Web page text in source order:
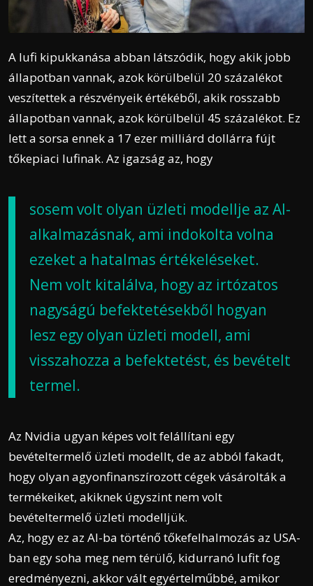
A lufi kipukkanása abban látszódik, hogy akik jobb
állapotban vannak, azok körülbelül 20 százalékot
veszítettek a részvényeik értékéből, akik rosszabb
állapotban vannak, azok körülbelül 45 százalékot. Ez
lett a sorsa ennek a 17 ezer milliárd dollárra fújt
tőkepiaci lufinak. Az igazság az, hogy
sosem volt olyan üzleti modellje az AI-
alkalmazásnak, ami indokolta volna
ezeket a hatalmas értékeléseket.
Nem volt kitalálva, hogy az irtózatos
nagyságú befektetésekből hogyan
lesz egy olyan üzleti modell, ami
visszahozza a befektetést, és bevételt
termel.
Az Nvidia ugyan képes volt felállítani egy
bevételtermelő üzleti modellt, de az abból fakadt,
hogy olyan agyonfinanszírozott cégek vásárolták a
termékeiket, akiknek úgyszint nem volt
bevételtermelő üzleti modelljük.
Az, hogy ez az AI-ba történő tőkefelhalmozás az USA-
ban egy soha meg nem térülő, kidurranó lufit fog
eredményezni, akkor vált egyértelműbbé, amikor